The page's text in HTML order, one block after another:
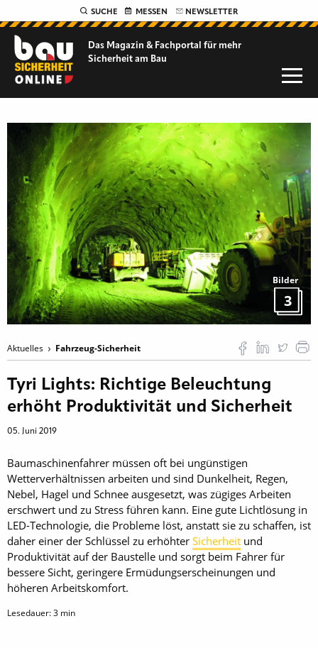
SUCHE MESSEN NEWSLETTER
Das Magazin & Fachportal für mehr
Sicherheit am Bau
Bilder
3
Aktuelles Fahrzeug-Sicherheit
Tyri Lights: Richtige Beleuchtung
erhöht Produktivität und Sicherheit
05. Juni 2019
Baumaschinenfahrer müssen oft bei ungünstigen
Wetterverhältnissen arbeiten und sind Dunkelheit, Regen,
Nebel, Hagel und Schnee ausgesetzt, was zügiges Arbeiten
erschwert und zu Stress führen kann. Eine gute Lichtlösung in
LED-Technologie, die Probleme löst, anstatt sie zu schaffen, ist
daher einer der Schlüssel zu erhöhter Sicherheit und
Produktivität auf der Baustelle und sorgt beim Fahrer für
bessere Sicht, geringere Ermüdungserscheinungen und
höheren Arbeitskomfort.
Lesedauer:3 min